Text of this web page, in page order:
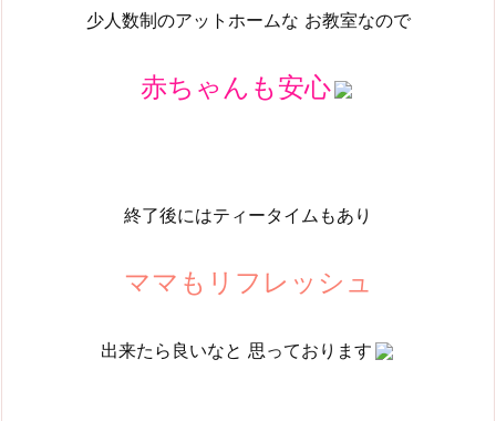
少人数制のアットホームな お教室なので
赤ちゃんも安心
終了後にはティータイムもあり
ママもリフレッシュ
出来たら良いなと 思っております